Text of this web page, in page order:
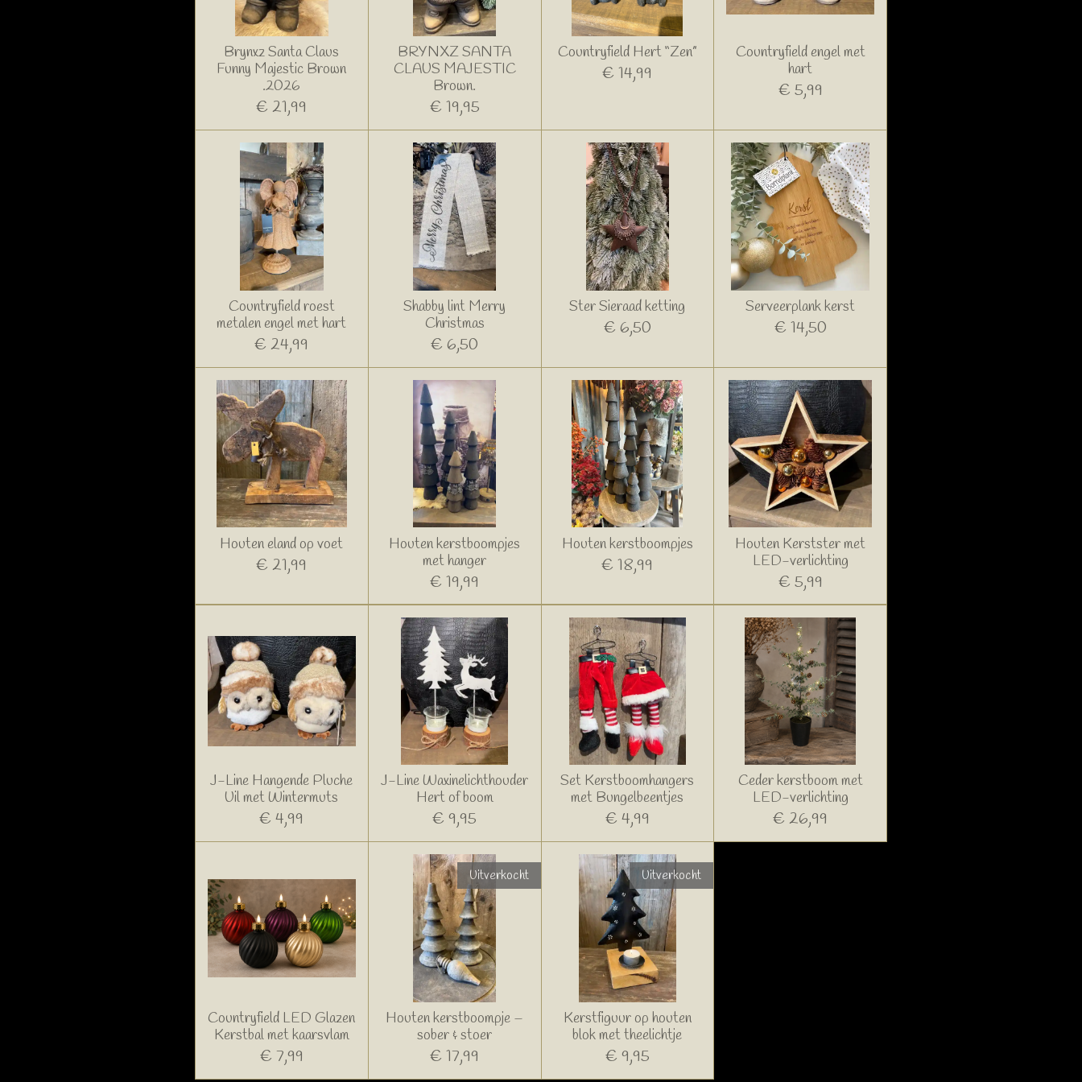
Brynxz Santa Claus
Funny Majestic Brown
.2026
€ 21,99
BRYNXZ SANTA
CLAUS MAJESTIC
Brown.
€ 19,95
Countryfield Hert “Zen”
€ 14,99
Countryfield engel met
hart
€ 5,99
Countryfield roest
metalen engel met hart
€ 24,99
Shabby lint Merry
Christmas
€ 6,50
Ster Sieraad ketting
€ 6,50
Serveerplank kerst
€ 14,50
Houten eland op voet
€ 21,99
Houten kerstboompjes
met hanger
€ 19,99
Houten kerstboompjes
€ 18,99
Houten Kerstster met
LED-verlichting
€ 5,99
J-Line Hangende Pluche
Uil met Wintermuts
€ 4,99
J-Line Waxinelichthouder
Hert of boom
€ 9,95
Set Kerstboomhangers
met Bungelbeentjes
€ 4,99
Ceder kerstboom met
LED-verlichting
€ 26,99
Countryfield LED Glazen
Kerstbal met kaarsvlam
€ 7,99
Uitverkocht
Houten kerstboompje –
sober & stoer
€ 17,99
Uitverkocht
Kerstfiguur op houten
blok met theelichtje
€ 9,95